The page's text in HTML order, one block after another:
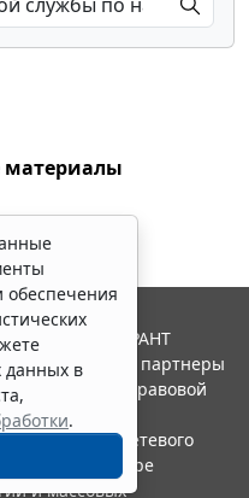
материалы
обеспечения
данных в
.
Система ГАРАНТ
"Гарант" и ее партнеры
ассоциации правовой
в качестве сетевого
надзору в сфере
и массовых